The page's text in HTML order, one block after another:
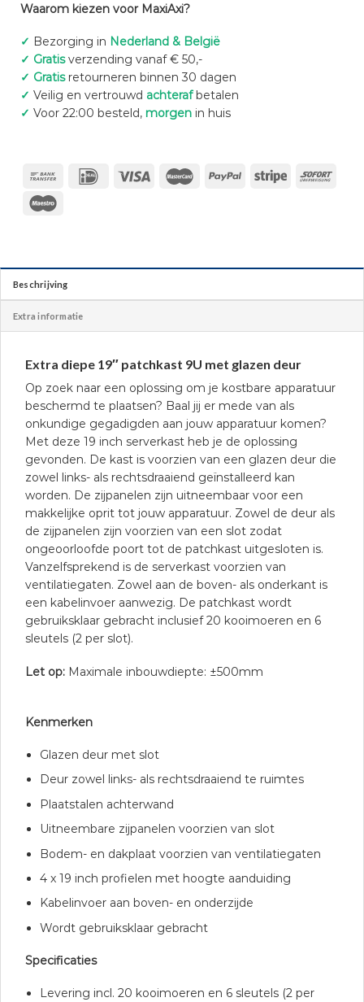
Waarom kiezen voor MaxiAxi?
✓ Bezorging in Nederland & België
✓ Gratisverzending vanaf € 50,-
✓ Gratisretourneren binnen 30 dagen
✓ Veilig en vertrouwd achterafbetalen
✓ Voor 22:00 besteld, morgenin huis
Beschrijving
Extra informatie
Extra diepe 19″ patchkast 9U met glazen deur
Op zoek naar een oplossing om je kostbare apparatuur
beschermd te plaatsen? Baal jij er mede van als
onkundige gegadigden aan jouw apparatuur komen?
Met deze 19 inch serverkast heb je de oplossing
gevonden. De kast is voorzien van een glazen deur die
zowel links- als rechtsdraaiend geïnstalleerd kan
worden. De zijpanelen zijn uitneembaar voor een
makkelijke oprit tot jouw apparatuur. Zowel de deur als
de zijpanelen zijn voorzien van een slot zodat
ongeoorloofde poort tot de patchkast uitgesloten is.
Vanzelfsprekend is de serverkast voorzien van
ventilatiegaten. Zowel aan de boven- als onderkant is
een kabelinvoer aanwezig. De patchkast wordt
gebruiksklaar gebracht inclusief 20 kooimoeren en 6
sleutels (2 per slot).
Let op: Maximale inbouwdiepte: ±500mm
Kenmerken
Glazen deur met slot
Deur zowel links- als rechtsdraaiend te ruimtes
Plaatstalen achterwand
Uitneembare zijpanelen voorzien van slot
Bodem- en dakplaat voorzien van ventilatiegaten
4 x 19 inch profielen met hoogte aanduiding
Kabelinvoer aan boven- en onderzijde
Wordt gebruiksklaar gebracht
Specificaties
Levering incl. 20 kooimoeren en 6 sleutels (2 per